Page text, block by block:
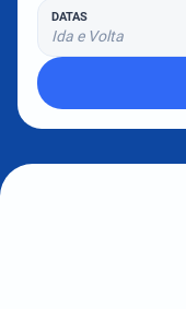
DATAS
Ida e Volta